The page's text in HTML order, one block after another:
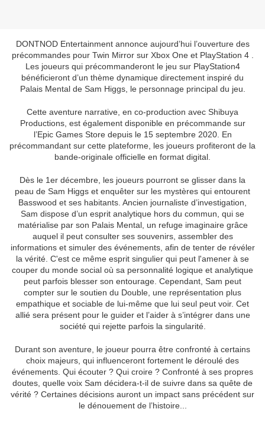
DONTNOD Entertainment annonce aujourd’hui l’ouverture des
précommandes pour Twin Mirror sur Xbox One et PlayStation 4 .
Les joueurs qui précommanderont le jeu sur PlayStation4
bénéficieront d’un thème dynamique directement inspiré du
Palais Mental de Sam Higgs, le personnage principal du jeu.
Cette aventure narrative, en co-production avec Shibuya
Productions, est également disponible en précommande sur
l’Epic Games Store depuis le 15 septembre 2020. En
précommandant sur cette plateforme, les joueurs profiteront de la
bande-originale officielle en format digital.
Dès le 1er décembre, les joueurs pourront se glisser dans la
peau de Sam Higgs et enquêter sur les mystères qui entourent
Basswood et ses habitants. Ancien journaliste d’investigation,
Sam dispose d’un esprit analytique hors du commun, qui se
matérialise par son Palais Mental, un refuge imaginaire grâce
auquel il peut consulter ses souvenirs, assembler des
informations et simuler des événements, afin de tenter de révéler
la vérité. C'est ce même esprit singulier qui peut l'amener à se
couper du monde social où sa personnalité logique et analytique
peut parfois blesser son entourage. Cependant, Sam peut
compter sur le soutien du Double, une représentation plus
empathique et sociable de lui-même que lui seul peut voir. Cet
allié sera présent pour le guider et l’aider à s’intégrer dans une
société qui rejette parfois la singularité.
Durant son aventure, le joueur pourra être confronté à certains
choix majeurs, qui influenceront fortement le déroulé des
événements. Qui écouter ? Qui croire ? Confronté à ses propres
doutes, quelle voix Sam décidera-t-il de suivre dans sa quête de
vérité ? Certaines décisions auront un impact sans précédent sur
le dénouement de l’histoire...